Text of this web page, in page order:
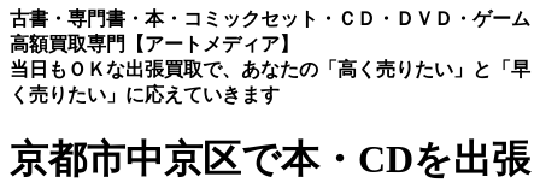
古書・専門書・本・コミックセット・ＣＤ・ＤＶＤ・ゲーム
高額買取専門【アートメディア】
当日もＯＫな出張買取で、あなたの「高く売りたい」と「早
く売りたい」に応えていきます
京都市中京区で本・CDを出張